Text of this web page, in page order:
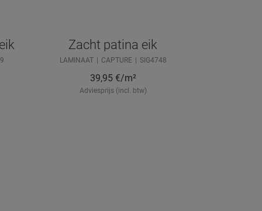
Zacht patina eik
LAMINAAT CAPTURE SIG4748
39,95 €/m²
Adviesprijs (incl. btw)